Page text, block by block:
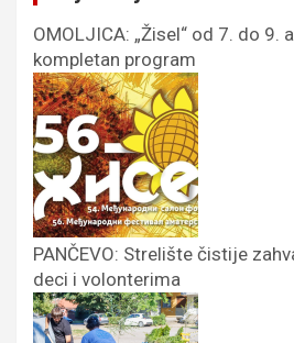
OMOLJICA: „Žisel“ od 7. do 9.
kompletan program
PANČEVO: Strelište čistije
deci i volonterima